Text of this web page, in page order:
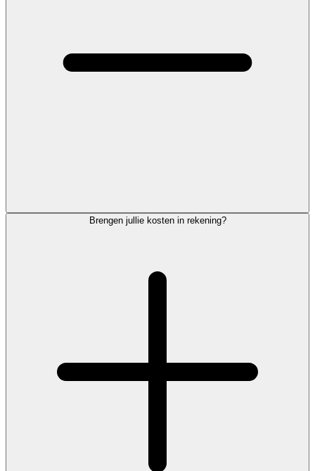
Brengen jullie kosten in rekening?